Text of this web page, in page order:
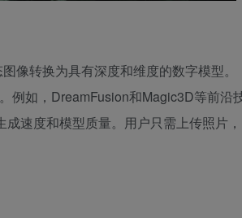
像转换为具有深度和维度的数字模型。
例如，DreamFusion和Magic3D等前沿
速度和模型质量。用户只需上传照片，